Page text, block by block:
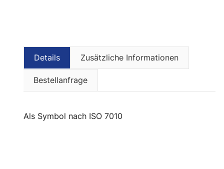
Details Zusätzliche Informationen
Bestellanfrage
als Symbol nach ISO 7010